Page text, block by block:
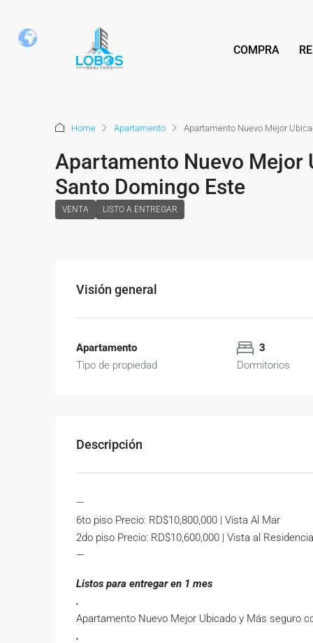
COMPRA
Home Apartamento Apartamento Nuevo Mejor
Apartamento Nuevo Mejor
Santo Domingo Este
VENTA LISTO A ENTREGAR
Visión general
Apartamento
Tipo de propiedad
3
Dormitorios
Descripción
—
6to piso Precio: RD$10,800,000 | Vista Al Mar
2do piso Precio: RD$10,600,000 | Vista al Residencial
—
Listos para entregar en 1 mes
.
Apartamento Nuevo Mejor Ubicado y Más seguro
.